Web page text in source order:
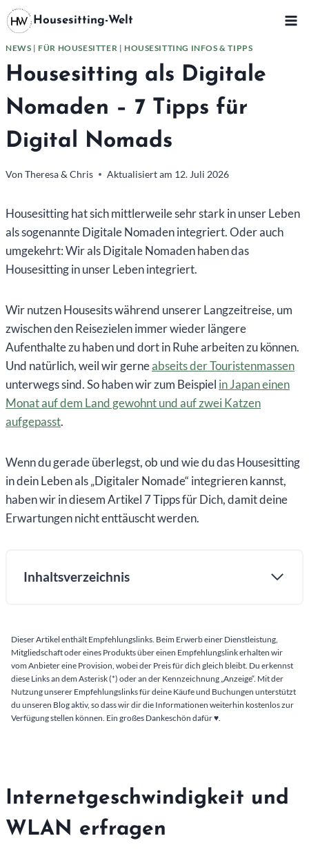
Zum
Inhalt
springen
Housesitting-Welt
NEWS | FÜR HOUSESITTER | HOUSESITTING INFOS & TIPPS
Housesitting als Digitale
Nomaden – 7 Tipps für
Digital Nomads
Von Theresa & Chris Aktualisiert am 12. Juli 2026
Housesitting hat sich mittlerweile sehr stark in unser Leben
als sogenannte Digitale Nomaden integriert. Oder auch
umgekehrt: Wir als Digitale Nomaden haben das
Housesitting in unser Leben integriert.
Wir nutzen Housesits während unserer Langzeitreise, um
zwischen den Reisezielen immer wieder längere
Aufenthalte zu haben und dort in Ruhe arbeiten zu können.
Und natürlich, weil wir gerneabseits der Touristenmassen
unterwegs sind. So haben wir zum Beispiel in Japan einen
Monat auf dem Land gewohnt und auf zwei Katzen
aufgepasst.
Wenn du gerade überlegst, ob und wie du das Housesitting
in dein Leben als „Digitaler Nomade“ integrieren kannst,
haben wir in diesem Artikel 7 Tipps für Dich, damit deine
Erwartungen nicht enttäuscht werden.
Inhaltsverzeichnis
Dieser Artikel enthält Empfehlungslinks. Beim Erwerb einer Dienstleistung,
Mitgliedschaft oder eines Produkts über einen Empfehlungslink erhalten wir
vom Anbieter eine Provision, wobei der Preis für dich gleich bleibt. Du erkennst
diese Links an dem Asterisk (*) oder an der Kennzeichnung „Anzeige“. Mit der
Nutzung unserer Empfehlungslinks für deine Käufe und Buchungen unterstützt
du unseren Blog aktiv, so dass wir dir die Informationen weiterhin kostenlos zur
Verfügung stellen können. Ein großes Dankeschön dafür ♥️.
Internetgeschwindigkeit und
WLAN erfragen